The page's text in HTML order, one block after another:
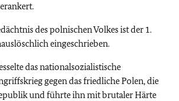
des polnischen Volkes ist der 1.
eingeschrieben.
das nationalsozialistische
gegen das friedliche Polen, die
und führte ihn mit brutaler Härte